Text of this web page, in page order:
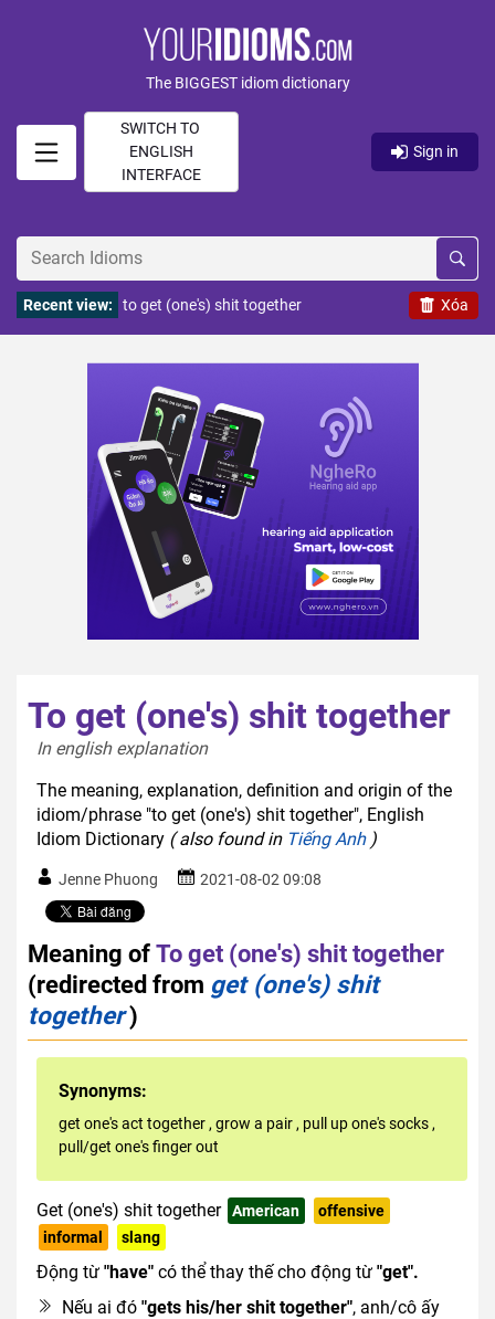
The BIGGEST idiom dictionary
SWITCH TO
ENGLISH
INTERFACE
Sign in
Xóa
Recent view: to get (one's) shit together
To get (one's) shit together
In english explanation
The meaning, explanation, definition and origin of the
idiom/phrase "to get (one's) shit together", English
Idiom Dictionary ( also found in Tiếng Anh)
Jenne Phuong 2021-08-02 09:08
Meaning ofTo get (one's) shit together
(redirected from get (one's) shit
together)
Synonyms:
get one's act together , grow a pair , pull up one's socks ,
pull/get one's finger out
Get (one's) shit together American
offensive
informal
slang
Động từ "have" có thể thay thế cho động từ "get".
Nếu ai đó "gets his/her shit together", anh/cô ấy